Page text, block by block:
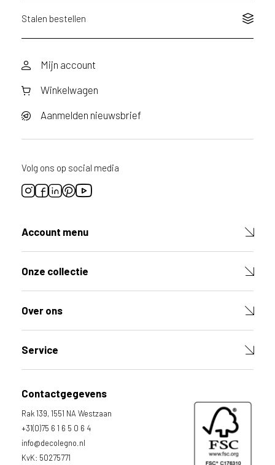
Stalen bestellen
Mijn account
Winkelwagen
Aanmelden nieuwsbrief
Volg ons op social media
Account menu
Onze collectie
Over ons
Service
Contactgegevens
Rak 139, 1551 NA Westzaan
+31(0)75 6 1 6 5 0 6 4
info@decolegno.nl
KvK: 50275771